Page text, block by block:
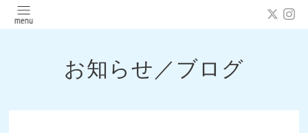
お知らせ／ブログ